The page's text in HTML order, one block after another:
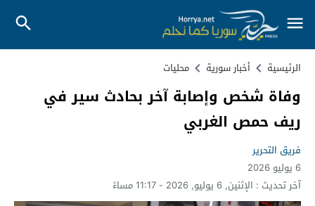
الرئيسية أخبار سورية محليات
وفاة شخص وإصابة آخر بحادث سير في
ريف حمص الغربي
فريق التحرير
6 يوليو 2026
آخر تحديث : الإثنين, 6 يوليو, 2026 - 11:17 مساءً